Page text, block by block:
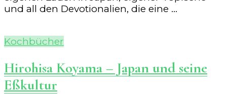
und all den Devotionalien, die eine …
Kochbücher
Hirohisa Koyama – Japan und seine
Eßkultur